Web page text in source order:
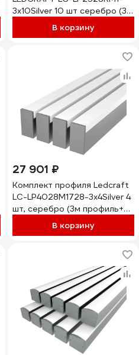
3x10Silver 10 шт серебро (3м
профиль+3м
рассеиватель+2
В корзину
27 901 ₽
Комплект профиля Ledcraft
LC-LP4028M1728-3x4Silver 4
шт, серебро (3м профиль+3м
рассеиватель+2
заглушки+комплект
В корзину